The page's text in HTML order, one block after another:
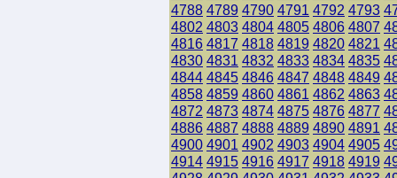
4788 4789 4790 4791 4792 4793
4802 4803 4804 4805 4806 4807
4816 4817 4818 4819 4820 4821
4830 4831 4832 4833 4834 4835
4844 4845 4846 4847 4848 4849
4858 4859 4860 4861 4862 4863
4872 4873 4874 4875 4876 4877
4886 4887 4888 4889 4890 4891
4900 4901 4902 4903 4904 4905
4914 4915 4916 4917 4918 4919